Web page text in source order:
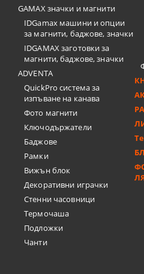
GAMAX значки и магнити
IDGamax машини и опции
за магнити, баджове, значки
IDGAMAX заготовки за
магнити, баджове, значки
ADVENTA
QuickPro система за
изпъване на канава
Фото магнити
Ключодържатели
Баджове
Рамки
Вижън блок
Декоративни играчки
Стенни часовници
Термочашa
Подложки
Чанти